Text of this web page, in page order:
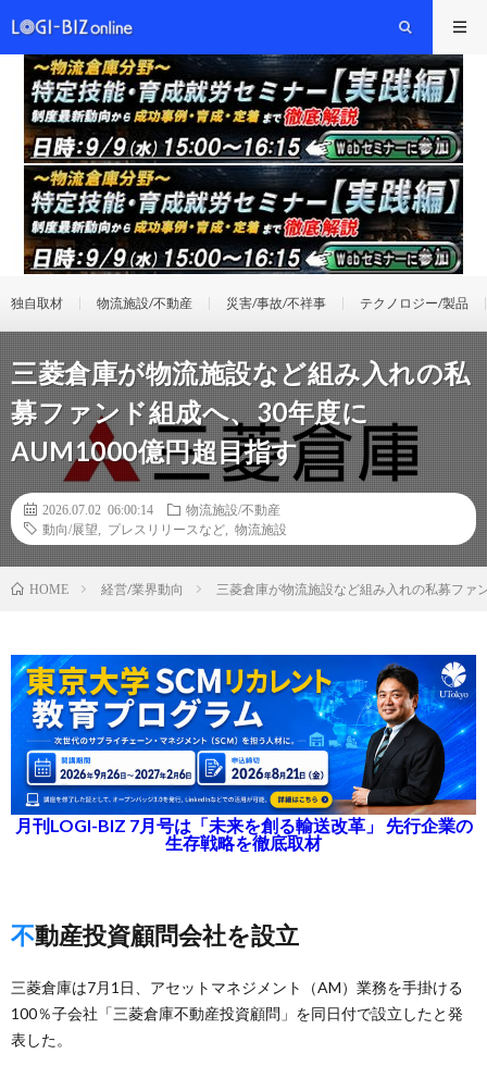
独自取材 物流施設/不動産 災害/事故/不祥事 テクノロジー/製品
三菱倉庫が物流施設など組み入れの私
募ファンド組成へ、30年度に
AUM1000億円超目指す
2026.07.02 06:00:14
物流施設/不動産
動向/展望
プレスリリースなど 物流施設
HOME 経営/業界動向 三菱倉庫が物流施設など組み入れの私募フ
月刊LOGI-BIZ 7月号は「未来を創る輸送改革」 先行企業の
生存戦略を徹底取材
不動産投資顧問会社を設立
三菱倉庫は7月1日、アセットマネジメント（AM）業務を手掛ける
100％子会社「三菱倉庫不動産投資顧問」を同日付で設立したと発
表した。